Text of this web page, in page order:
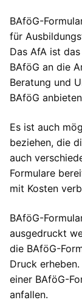
BAföG-
für
Das AfA ist
BAföG an die
Beratung und
BAföG
Es ist auch
beziehen, die
auch
Formulare
mit Kosten
BAföG-
ausgedruckt
die BAföG-
Druck
einer BAföG-
anfallen.